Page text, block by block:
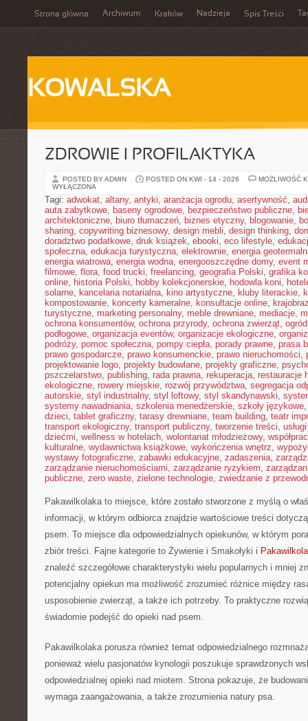
Strona główna Archiwum Kraków Nadzieja Spis Treści
KOWALSKA
ZDROWIE I PROFILAKTYKA
POSTED BY ADMIN POSTED ON KWI - 14 - 2026
MOŻLIWOŚĆ
WYŁĄCZONA
Tagi: adwokat, altany, antyki, aranżacja ogrodu, asertywność,
auta zabytkowe, baseny ogrodowe, bezpieczeństwo publiczne,
architektoniczne, biuro tłumaczeń, biznes etyczny, blogowanie,
sharing, copywriting biznesowy, design mebli, design thinking,
doradztwo podatkowe, druk książek, ebooki, eco lifestyle,
społeczna, edukacja turystyczna, elektrownie, energia
energia wiatrowa, energia wodna, energooszczędne domy, event
filmowe, flora, food trucki, freelancing, geografia Polski, grafika
online, historia Polski, hobby kolekcjonerskie, hodowla koni,
solarne, kancelaria notarialna, kino artystyczne, kluby literackie,
kompostowanie, koncerty kameralne, konsultacje online,
turystyczne, marketing personalny, meble drewniane, mediacje,
ochrona konsumentów, ochrona przyrody, ochrona zwierząt,
podłogowe, organizacja eventów, organizacje ekologiczne,
podróży, pomoc społeczna, pompy ciepła, porady prawne, prasa
prawo gospodarcze, prawo konsumenckie, prawo nieruchomości,
projektowanie logo, projekty budowlane, projekty graficzne,
pszczelarstwo, publishing, rada prawna, rekuperacja, restauracje
ekologiczne, rowery miejskie, rozwój przywództwa, segregacja
autorskie, styl industrialny, styl loftowy, styl skandynawski,
systemy nawadniania, szkolenia menedżerskie, szkoły językowe
dzieci, tablet graficzny, tarasy drewniane, team building, teatr
transport ekologiczny, transport publiczny, tworzenie treści,
dziećmi, wellness w hotelach, wolontariat młodzieżowy,
kulturalne, wydawnictwa książkowe, wykończenia wnętrz,
wystawy fotograficzne, zabawki edukacyjne, zadaszenia,
zarządzanie nieruchomościami, zarządzanie ryzykiem,
publiczne, zero waste, zielone technologie, zwiedzanie z
Pakawilkolaka to miejsce, które zostało stworzone z myślą o
informacji, w którym odbiorca znajdzie wartościowe treści
psem. To miejsce dla odpowiedzialnych opiekunów, w którym
zbiór treści. Fajne kategorie to Żywienie i Smakołyki i
znaleźć szczegółowe charakterystyki wielu popularnych i mniej
potencjalny opiekun ma możliwość zrozumieć różnice między
usposobienie zwierząt, a także ich potrzeby. To praktyczne
świadomie podejść do opieki nad psem.
Pakawilkolaka porusza również temat odpowiedzialnego
ponieważ wielu pasjonatów kynologii poszukuje sprawdzonych
odpowiedzialnej opieki nad miotem. Strona pokazuje, że
wymaga zaangażowania, a także zrozumienia natury psa.